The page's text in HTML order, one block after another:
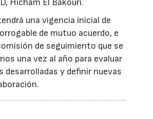
Hicham El Bakouri.
una vigencia inicial de
de mutuo acuerdo, e
de seguimiento que se
una vez al año para evaluar
desarrolladas y definir nuevas